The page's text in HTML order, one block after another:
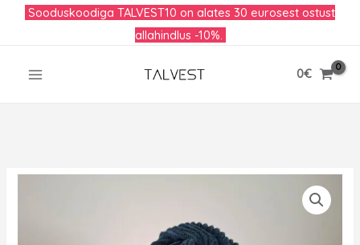
Sooduskoodiga TALVEST10 on alates 30 eurosest ostust
allahindlus -10%.
0€